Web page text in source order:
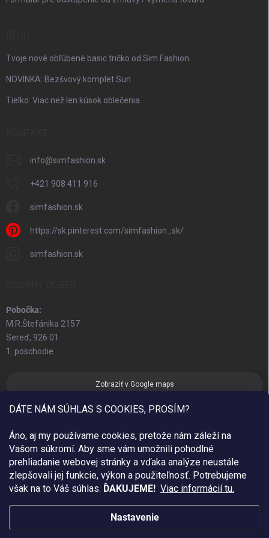
DÁTE NÁM SÚHLAS S COOKIES, PROSÍM?
Áno, aj my používame cookies, pretože nám záleží na
Vašom súkromí. Aby sme vám umožnili pohodlné
prehliadanie webovej stránky a vďaka analýze neustále
zlepšovali jej funkcie, výkon a použiteľnosť. Potrebujeme
však na to Váš súhlas. ĎAKUJEME! Viac informácií tu.
Nastavenie
Tvoje nové obľúbené basic tričko od Sim Fashion
NOVINKA: Bezšvový komplet Sun
Tielko: Viac než len kúsok oblečenia
info@simfashion.sk
+421 908 411 916
simfashion.sk
https://sk.pinterest.com/simfashion_sk/
simfashion.sk
Pobočka:
M.R.Štefánika 2157
Sereď, 926 01
1. poschodie
Zobraziť v Google maps